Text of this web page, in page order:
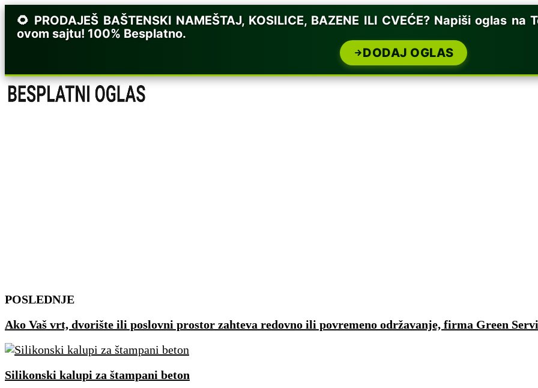
🌻 PRODAJEŠ BAŠTENSKI NAMEŠTAJ, KOSILICE, BAZENE ILI CVEĆE? Napiši oglas
ovom sajtu! 100% Besplatno.
DODAJ OGLAS
Skip
content
POSLEDNJE
Ako Vaš vrt, dvorište ili poslovni prostor zahteva redovno ili povremeno održavanje, firma Green
Silikonski kalupi za štampani beton